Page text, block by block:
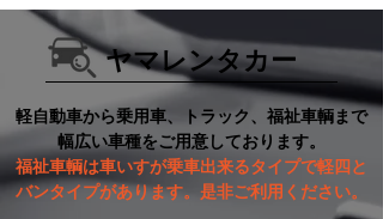
ヤマレンタカー
軽自動車から乗用車、トラック、福祉車輌まで
幅広い車種をご用意しております。
福祉車輌は車いすが乗車出来るタイプで軽四と
バンタイプがあります。是非ご利用ください。